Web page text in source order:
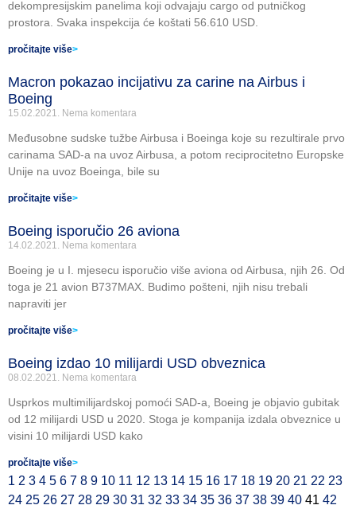
dekompresijskim panelima koji odvajaju cargo od putničkog
prostora. Svaka inspekcija će koštati 56.610 USD.
pročitajte više>
Macron pokazao incijativu za carine na Airbus i
Boeing
15.02.2021. Nema komentara
Međusobne sudske tužbe Airbusa i Boeinga koje su rezultirale prvo
carinama SAD-a na uvoz Airbusa, a potom reciprocitetno Europske
Unije na uvoz Boeinga, bile su
pročitajte više>
Boeing isporučio 26 aviona
14.02.2021. Nema komentara
Boeing je u I. mjesecu isporučio više aviona od Airbusa, njih 26. Od
toga je 21 avion B737MAX. Budimo pošteni, njih nisu trebali
napraviti jer
pročitajte više>
Boeing izdao 10 milijardi USD obveznica
08.02.2021. Nema komentara
Usprkos multimilijardskoj pomoći SAD-a, Boeing je objavio gubitak
od 12 milijardi USD u 2020. Stoga je kompanija izdala obveznice u
visini 10 milijardi USD kako
pročitajte više>
1 2 3 4 5 6 7 8 9 10 11 12 13 14 15 16 17 18 19 20 21 22 23
24 25 26 27 28 29 30 31 32 33 34 35 36 37 38 39 40 41 42